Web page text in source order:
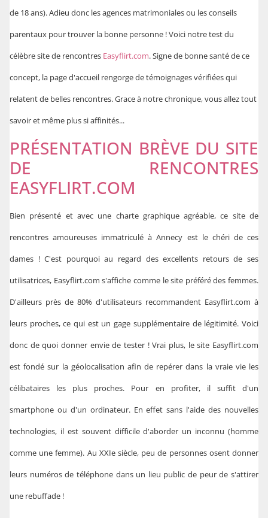
de 18 ans). Adieu donc les agences matrimoniales ou les conseils
parentaux pour trouver la bonne personne ! Voici notre test du
célèbre site de rencontres Easyflirt.com. Signe de bonne santé de ce
concept, la page d'accueil rengorge de témoignages vérifiées qui
relatent de belles rencontres. Grace à notre chronique, vous allez tout
savoir et même plus si affinités...
PRÉSENTATION BRÈVE DU SITE
DE RENCONTRES
EASYFLIRT.COM
Bien présenté et avec une charte graphique agréable, ce site de
rencontres amoureuses immatriculé à Annecy est le chéri de ces
dames ! C'est pourquoi au regard des excellents retours de ses
utilisatrices, Easyflirt.com s'affiche comme le site préféré des femmes.
D'ailleurs près de 80% d'utilisateurs recommandent Easyflirt.com à
leurs proches, ce qui est un gage supplémentaire de légitimité. Voici
donc de quoi donner envie de tester ! Vrai plus, le site Easyflirt.com
est fondé sur la géolocalisation afin de repérer dans la vraie vie les
célibataires les plus proches. Pour en profiter, il suffit d'un
smartphone ou d'un ordinateur. En effet sans l'aide des nouvelles
technologies, il est souvent difficile d'aborder un inconnu (homme
comme une femme). Au XXIe siècle, peu de personnes osent donner
leurs numéros de téléphone dans un lieu public de peur de s'attirer
une rebuffade !